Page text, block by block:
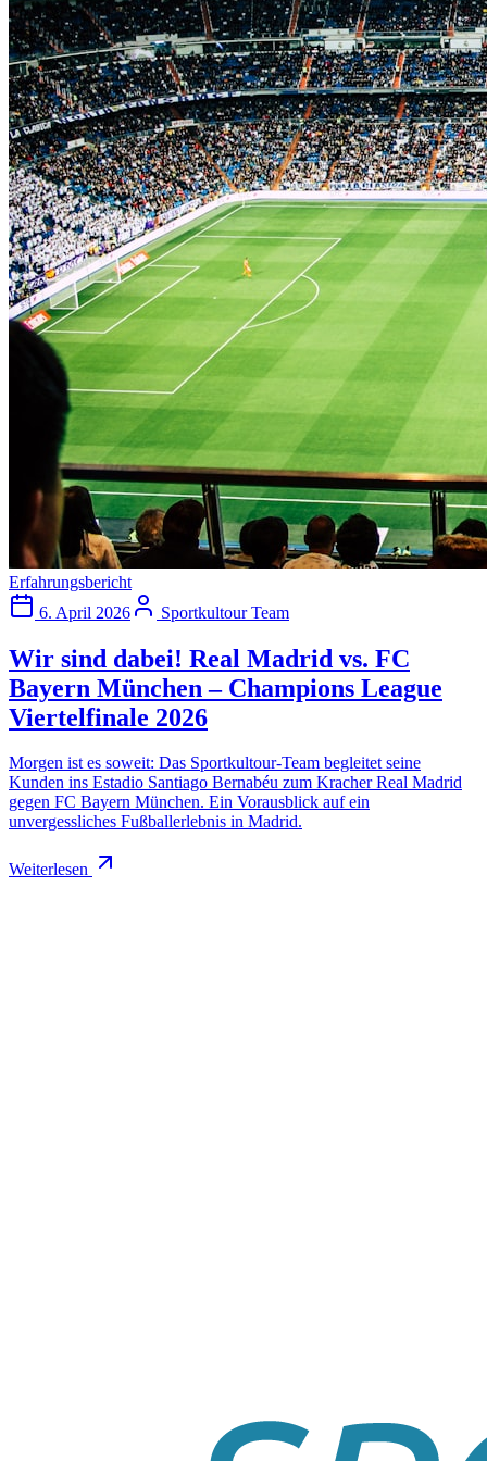
Erfahrungsbericht
6. April 2026
Sportkultour Team
Wir sind dabei! Real Madrid vs. FC
Bayern München – Champions League
Viertelfinale 2026
Morgen ist es soweit: Das Sportkultour-Team begleitet seine
Kunden ins Estadio Santiago Bernabéu zum Kracher Real Madrid
gegen FC Bayern München. Ein Vorausblick auf ein
unvergessliches Fußballerlebnis in Madrid.
Weiterlesen